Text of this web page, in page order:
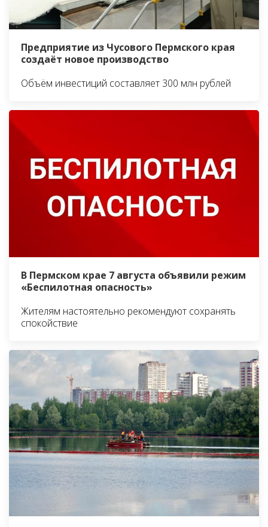
Предприятие из Чусового Пермского края
создаёт новое производство
Объём инвестиций составляет 300 млн рублей
В Пермском крае 7 августа объявили режим
«Беспилотная опасность»
Жителям настоятельно рекомендуют сохранять
спокойствие